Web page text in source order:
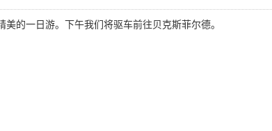
的一日游。下午我们将驱车前往贝克斯菲尔德。